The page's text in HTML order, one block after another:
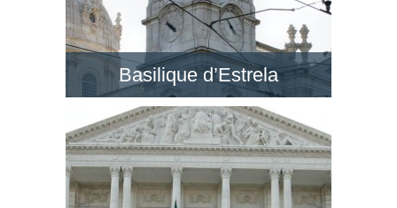
Basilique d’Estrela
Au quartier de Lapa, la Basilique d’Estrela est
un des grands monuments à Lisbonne. Visitez-
la et découvrez le paysage dans son belvédère
!